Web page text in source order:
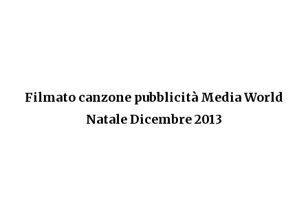
Filmato canzone pubblicità Media World
Natale Dicembre 2013